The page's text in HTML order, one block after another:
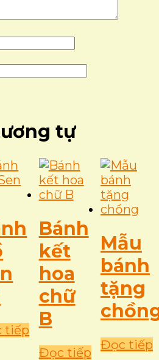
tự
tiếp
Bánh
kết
hoa
chữ
B
Đọc tiếp
Mẫu
bánh
tặng
Đọc tiếp